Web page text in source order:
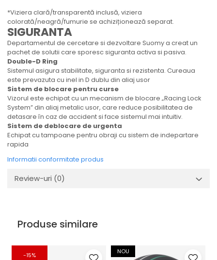
*Viziera clară/transparentă inclusă, viziera
colorată/neagră/fumurie se achiziționează separat.
SIGURANTA
Departamentul de cercetare si dezvoltare Suomy a creat un
pachet de solutii care sporesc siguranta activa si pasiva.
Double-D Ring
Sistemul asigura stabilitate, siguranta si rezistenta. Cureaua
este prevazuta cu inel in D dublu din aliaj usor
Sistem de blocare pentru curse
Vizorul este echipat cu un mecanism de blocare „Racing Lock
System” din aliaj metalic usor, care reduce posibilitatea de
detasare în caz de accident si face sistemul mai intuitiv.
Sistem de deblocare de urgenta
Echipat cu tampoane pentru obraji cu sistem de indepartare
rapida
Informatii conformitate produs
Review-uri (0)
Produse similare
-15% NOU